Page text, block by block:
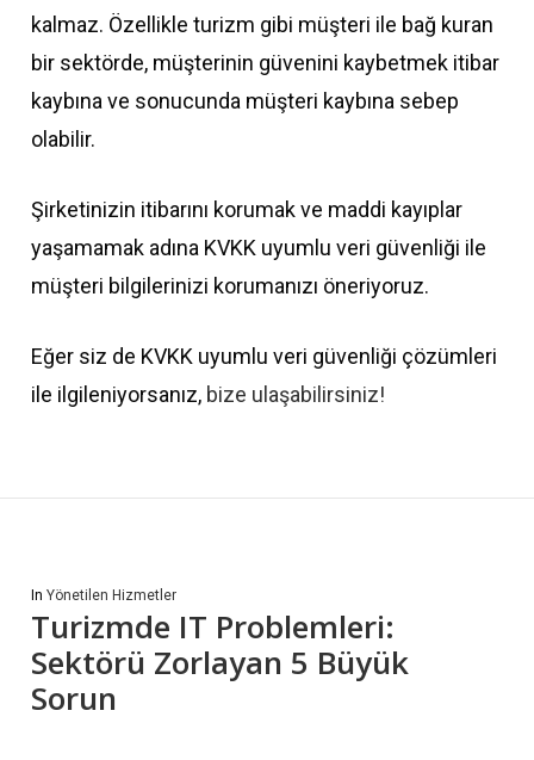
kalmaz. Özellikle turizm gibi müşteri ile bağ kuran
bir sektörde, müşterinin güvenini kaybetmek itibar
kaybına ve sonucunda müşteri kaybına sebep
olabilir.
Şirketinizin itibarını korumak ve maddi kayıplar
yaşamamak adına KVKK uyumlu veri güvenliği ile
müşteri bilgilerinizi korumanızı öneriyoruz.
Eğer siz de KVKK uyumlu veri güvenliği çözümleri
ile ilgileniyorsanız, bize ulaşabilirsiniz!
In Yönetilen Hizmetler
Turizmde IT Problemleri:
Sektörü Zorlayan 5 Büyük
Sorun